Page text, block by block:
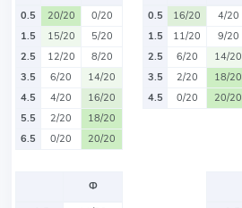
0.5
20/20
0/20
1.5
15/20
5/20
2.5
12/20
8/20
3.5
6/20
14/20
4.5
4/20
16/20
5.5
2/20
18/20
6.5
0/20 20/20
0.5
16/20
4/20
1.5
11/20
9/20
2.5
6/20
14/20
3.5
2/20
18/20
4.5
0/20 20/20
Ф